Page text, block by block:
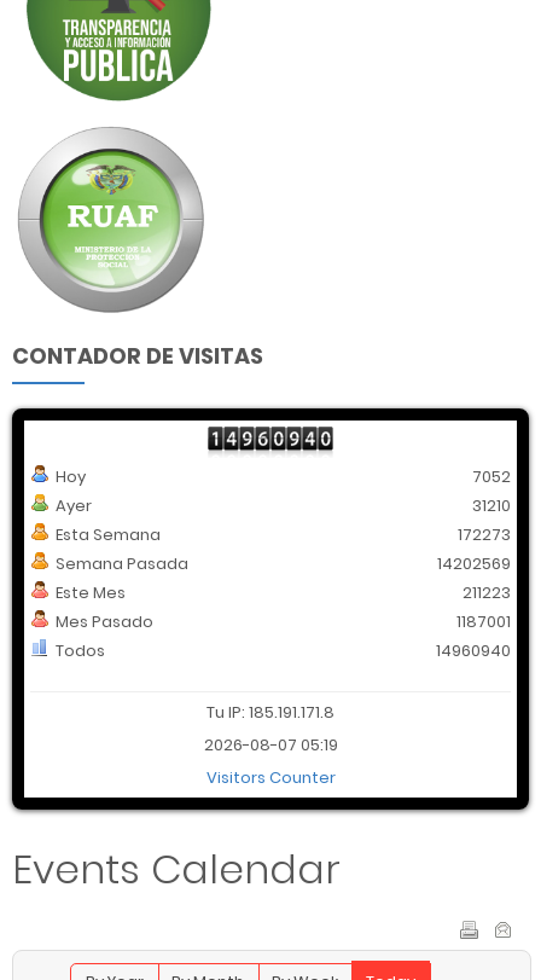
CONTADOR DE VISITAS
Hoy
Ayer
Esta Semana
Semana Pasada
Este Mes
Mes Pasado
Todos
7052
31210
172273
14202569
211223
1187001
14960940
Tu IP: 185.191.171.8
2026-08-07 05:19
Visitors Counter
Events Calendar